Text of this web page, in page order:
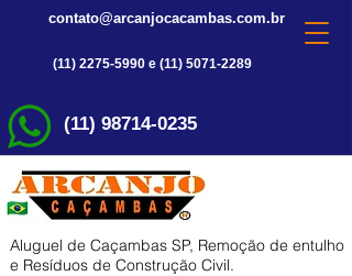
contato@arcanjocacambas.com.br
(11) 2275-5990 e (11) 5071-2289
(11) 98714-0235
Aluguel de Caçambas SP, Remoção de entulho
e Resíduos de Construção Civil.